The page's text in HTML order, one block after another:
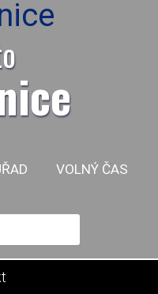
VOLNÝ ČAS